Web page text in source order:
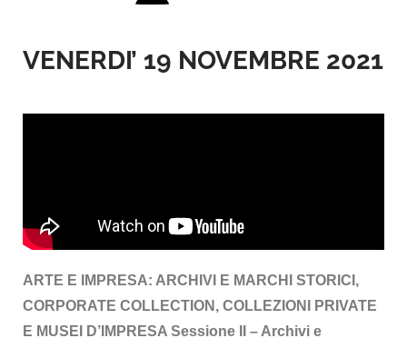
VENERDI’ 19 NOVEMBRE 2021
ARTE E IMPRESA: ARCHIVI E MARCHI STORICI,
CORPORATE COLLECTION, COLLEZIONI PRIVATE
E MUSEI D’IMPRESA Sessione II – Archivi e